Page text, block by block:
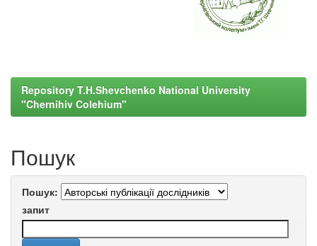
Repository T.H.Shevchenko National University
"Chernihiv Colehium"
Пошук
Пошук:
запит